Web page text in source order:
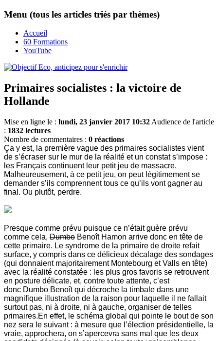
Menu (tous les articles triés par thèmes)
Accueil
60 Formations
YouTube
Primaires socialistes : la victoire de
Hollande
Mise en ligne le : lundi, 23 janvier 2017 10:32 Audience de l'article
: 1832 lectures
Nombre de commentaires : 0 réactions
Ça y est, la première vague des primaires socialistes vient
de s’écraser sur le mur de la réalité et un constat s’impose :
les Français continuent leur petit jeu de massacre.
Malheureusement, à ce petit jeu, on peut légitimement se
demander s’ils comprennent tous ce qu’ils vont gagner au
final. Ou plutôt, perdre.
Presque comme prévu puisque ce n’était guère prévu
comme cela, Dumbo Benoît Hamon arrive donc en tête de
cette primaire. Le syndrome de la primaire de droite refait
surface, y compris dans ce délicieux décalage des sondages
(qui donnaient majoritairement Montebourg et Valls en tête)
avec la réalité constatée : les plus gros favoris se retrouvent
en posture délicate, et, contre toute attente, c’est
donc Dumbo Benoît qui décroche la timbale dans une
magnifique illustration de la raison pour laquelle il ne fallait
surtout pas, ni à droite, ni à gauche, organiser de telles
primaires.En effet, le schéma global qui pointe le bout de son
nez sera le suivant : à mesure que l’élection présidentielle, la
vraie, approchera, on s’apercevra sans mal que les deux